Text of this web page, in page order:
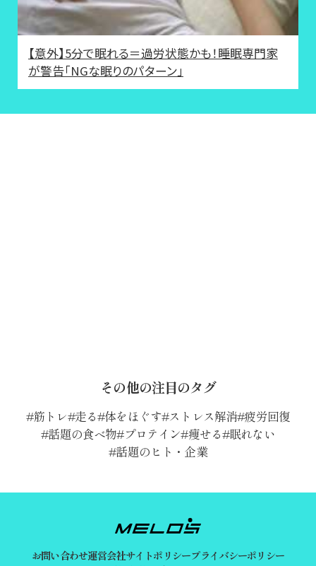
【意外】5分で眠れる＝過労状態かも！睡眠専門家
が警告「NGな眠りのパターン」
その他の注目のタグ
筋トレ 走る 体をほぐす ストレス解消 疲労回復
話題の食べ物 プロテイン 痩せる 眠れない
話題のヒト・企業
お問い合わせ運営会社サイトポリシープライバシーポリシー